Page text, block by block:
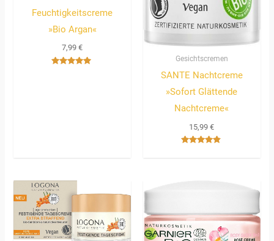
Feuchtigkeitscreme
»Bio Argan«
7,99€
Gesichtscremen
SANTE Nachtcreme
»Sofort Glättende
Nachtcreme«
15,99€